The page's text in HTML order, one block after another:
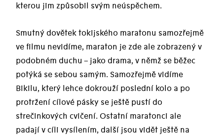
kterou jim způsobil svým neúspěchem.
Smutný dovětek tokijského maratonu samozřejmě
ve filmu nevidíme, maraton je zde ale zobrazený v
podobném duchu – jako drama, v němž se běžec
potýká se sebou samým. Samozřejmě vidíme
Bikilu, který lehce dokrouží poslední kolo a po
protržení cílové pásky se ještě pustí do
strečinkových cvičení. Ostatní maratonci ale
padají v cíli vysílením, další jsou vidět ještě na